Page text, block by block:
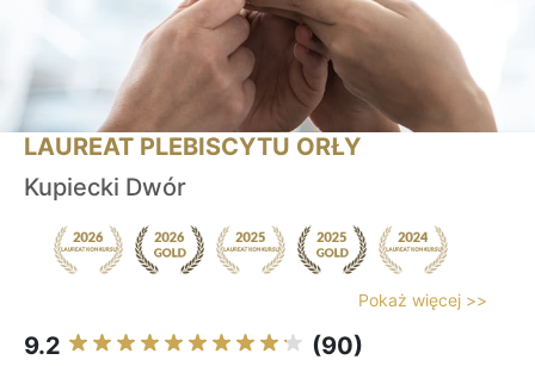
LAUREAT PLEBISCYTU ORŁY
Kupiecki Dwór
Pokaż więcej >>
9.2 (90)